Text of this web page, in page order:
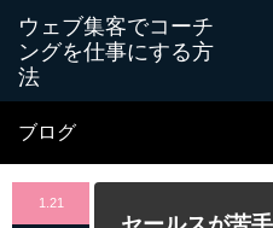
ブログ
1.21